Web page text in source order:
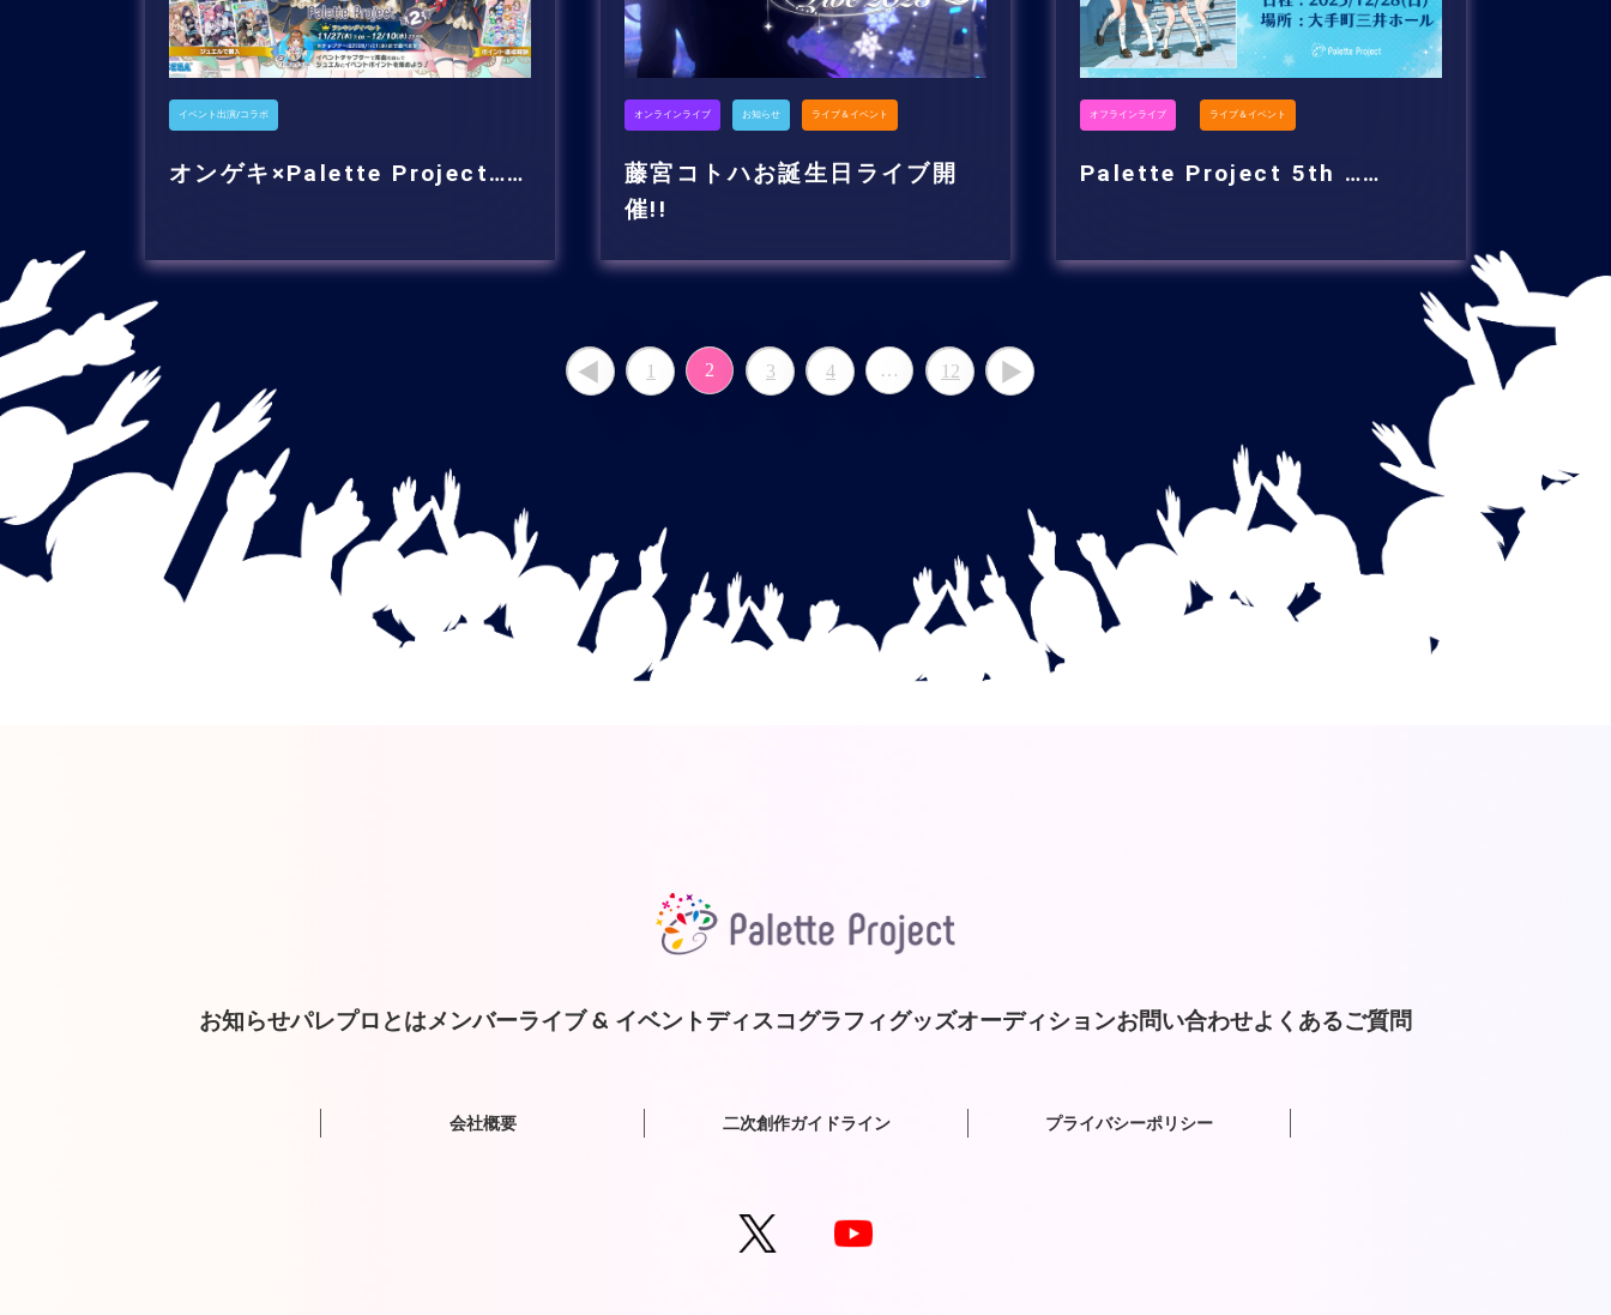
イベント出演/コラボ
オンゲキ×Palette Project……
オンラインライブ お知らせ ライブ＆イベント
藤宮コトハお誕生日ライブ開
催!!
オフラインライブ ライブ＆イベント
Palette Project 5th ……
1 2 3 4 … 12
お知らせパレプロとはメンバーライブ & イベントディスコグラフィグッズオーディションお問い合わせよくあるご質問
会社概要 二次創作ガイドライン プライバシーポリシー